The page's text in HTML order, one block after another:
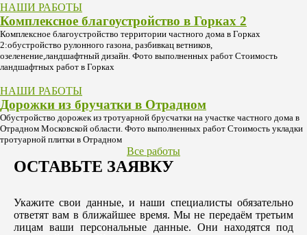
НАШИ РАБОТЫ
Комплексное благоустройство в Горках 2
Комплексное благоустройство территории частного дома в Горках
2:обустройство рулонного газона, разбивкац ветников,
озеленение,ландшафтный дизайн. Фото выполненных работ Стоимость
ландшафтных работ в Горках
НАШИ РАБОТЫ
Дорожки из бручатки в Отрадном
Обустройство дорожек из тротуарной брусчатки на участке частного дома в
Отрадном Московской области. Фото выполненных работ Стоимость укладки
тротуарной плитки в Отрадном
Все работы
ОСТАВЬТЕ ЗАЯВКУ
Укажите свои данные, и наши специалисты обязательно
ответят вам в ближайшее время. Мы не передаём третьим
лицам ваши персональные данные. Они находятся под